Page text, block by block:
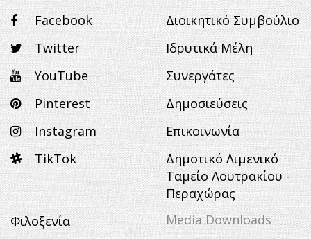
Facebook
Twitter
YouTube
Pinterest
Instagram
TikTok
Διοικητικό Συμβούλιο
Ιδρυτικά Μέλη
Συνεργάτες
Δημοσιεύσεις
Επικοινωνία
Δημοτικό Λιμενικό
Ταμείο Λουτρακίου -
Περαχώρας
Φιλοξενία
Media Downloads